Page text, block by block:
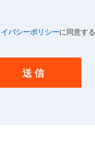
バシーポリシーに同意する